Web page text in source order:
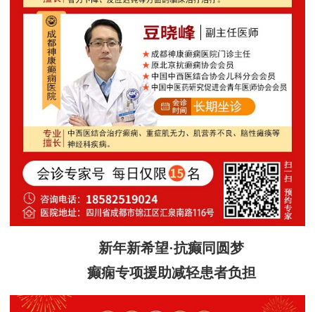
新年新希望·抗癫同圆梦
癫痫专项援助减轻患者负担